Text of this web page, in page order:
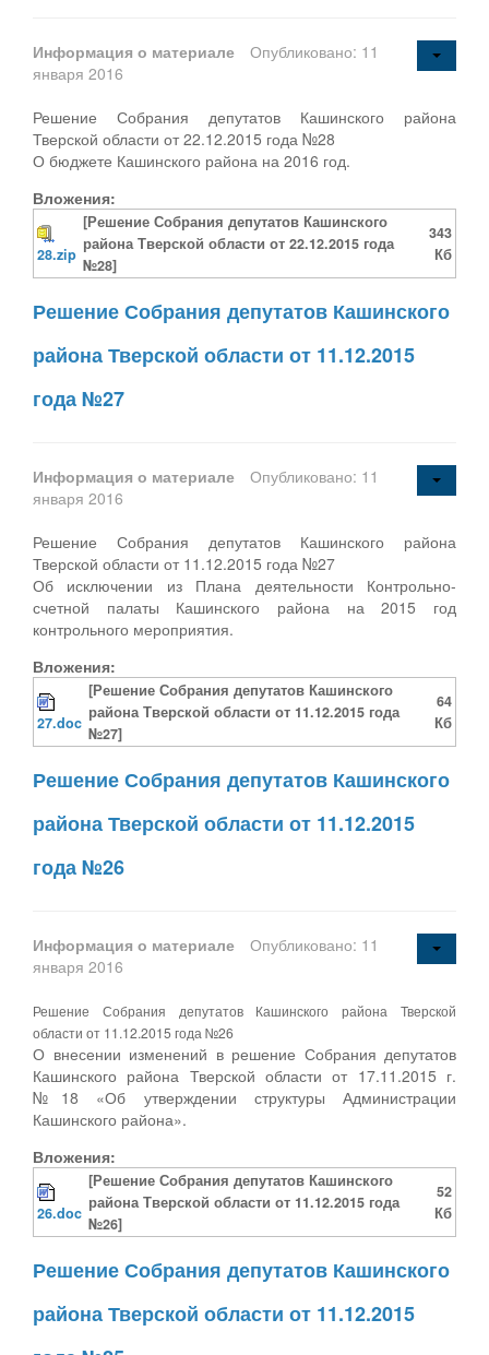
Информация о материале
Опубликовано: 11
января 2016
Решение Собрания депутатов Кашинского района
Тверской области от 22.12.2015 года №28
О бюджете Кашинского района на 2016 год.
Вложения:
28.zip
[Решение Собрания депутатов Кашинского
района Тверской области от 22.12.2015 года
№28]
343
Кб
Решение Собрания депутатов Кашинского
района Тверской области от 11.12.2015
года №27
Информация о материале
Опубликовано: 11
января 2016
Решение Собрания депутатов Кашинского района
Тверской области от 11.12.2015 года №27
Об исключении из Плана деятельности Контрольно-
счетной палаты Кашинского района на 2015 год
контрольного мероприятия.
Вложения:
27.doc
[Решение Собрания депутатов Кашинского
района Тверской области от 11.12.2015 года
№27]
64
Кб
Решение Собрания депутатов Кашинского
района Тверской области от 11.12.2015
года №26
Информация о материале
Опубликовано: 11
января 2016
Решение Собрания депутатов Кашинского района Тверской
области от 11.12.2015 года №26
О внесении изменений в решение Собрания депутатов
Кашинского района Тверской области от 17.11.2015 г.
№18 «Об утверждении структуры Администрации
Кашинского района».
Вложения:
26.doc
[Решение Собрания депутатов Кашинского
района Тверской области от 11.12.2015 года
№26]
52
Кб
Решение Собрания депутатов Кашинского
района Тверской области от 11.12.2015